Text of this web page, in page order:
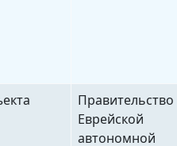
Правительство
Еврейской
автономной